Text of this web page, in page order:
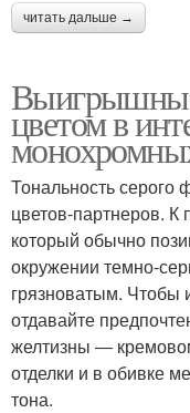
читать дальше →
цветом в
Тональность серого
цветов-партнеров. К
который обычно
окружении темно-
грязноватым. Чтобы
отдавайте
желтизны ―
отделки и в обивке
тона.